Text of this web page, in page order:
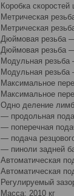
Коробка
Метрическая
Метрическая
Дюймовая резьба
Дюймовая резьба
Модульная резьба
Модульная резьба
Максимальное
Максимальное
Одно деление
— продольная
— поперечная
— подача
— пиноли задней
Автоматическая
Автоматическая
Регулируемый
Масса: 2010 кг